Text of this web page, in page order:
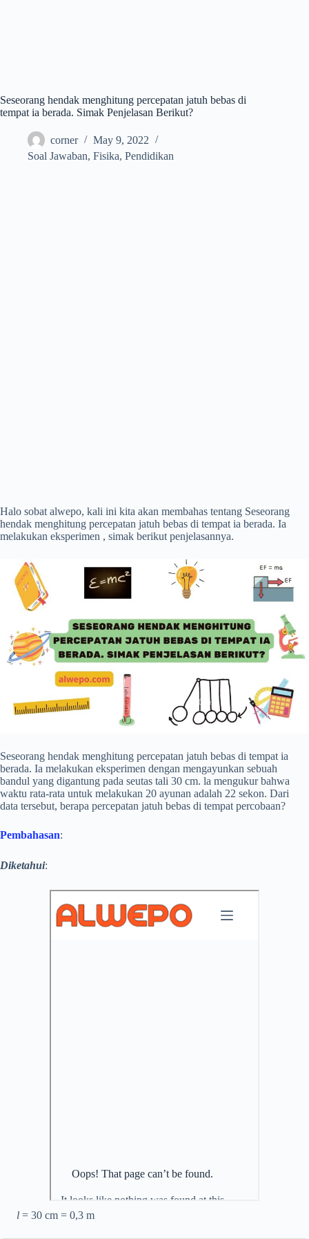
Seseorang hendak menghitung percepatan jatuh bebas di
tempat ia berada. Simak Penjelasan Berikut?
corner
May 9, 2022
Soal Jawaban, Fisika, Pendidikan
Halo sobat alwepo, kali ini kita akan membahas tentang Seseorang
hendak menghitung percepatan jatuh bebas di tempat ia berada. Ia
melakukan eksperimen , simak berikut penjelasannya.
Seseorang hendak menghitung percepatan jatuh bebas di tempat ia
berada. Ia melakukan eksperimen dengan mengayunkan sebuah
bandul yang digantung pada seutas tali 30 cm. la mengukur bahwa
waktu rata-rata untuk melakukan 20 ayunan adalah 22 sekon. Dari
data tersebut, berapa percepatan jatuh bebas di tempat percobaan?
Pembahasan:
Diketahui:
l = 30 cm = 0,3 m